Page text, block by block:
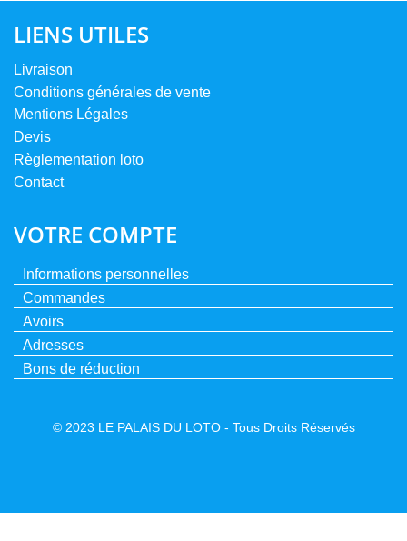
LIENS UTILES
Livraison
Conditions générales de vente
Mentions Légales
Devis
Règlementation loto
Contact
VOTRE COMPTE
Informations personnelles
Commandes
Avoirs
Adresses
Bons de réduction
© 2023 LE PALAIS DU LOTO - Tous Droits Réservés